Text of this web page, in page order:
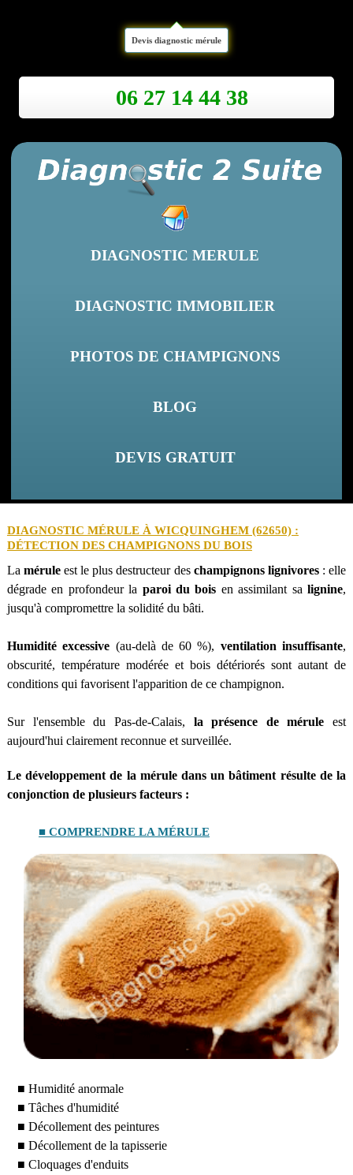
Devis diagnostic mérule
06 27 14 44 38
DIAGNOSTIC MERULE
DIAGNOSTIC IMMOBILIER
PHOTOS DE CHAMPIGNONS
BLOG
DEVIS GRATUIT
DIAGNOSTIC MÉRULE À WICQUINGHEM (62650) :
DÉTECTION DES CHAMPIGNONS DU BOIS
Lamérule est le plus destructeur des champignons lignivores: elle
dégrade en profondeur la paroi du bois en assimilant salignine,
jusqu'à compromettre la solidité du bâti.
Humidité excessive (au-delà de 60 %), ventilation insuffisante,
obscurité, température modérée et bois détériorés sont autant de
conditions qui favorisent l'apparition de ce champignon.
Sur l'ensemble du Pas-de-Calais, la présence de mérule est
aujourd'hui clairement reconnue et surveillée.
Le développement de la mérule dans un bâtiment résulte de la
conjonction de plusieurs facteurs :
■ COMPRENDRE LA MÉRULE
■ Humidité anormale
■ Tâches d'humidité
■ Décollement des peintures
■ Décollement de la tapisserie
■ Cloquages d'enduits